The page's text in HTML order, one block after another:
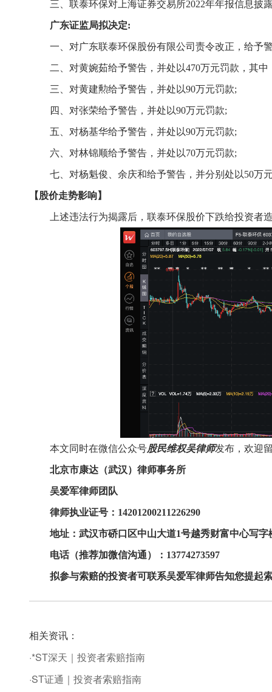
三、联泰环保对上海证券交易所2022年年报信息披
广东证监局拟决定:
一、对广东联泰环保股份有限公司责令改正，给予
二、对黄婉茹给予警告，并处以470万元罚款，其
三、对黄建勲给予警告，并处以90万元罚款;
四、对张荣给予警告，并处以90万元罚款;
五、对杨基华给予警告，并处以90万元罚款;
六、对林锦顺给予警告，并处以70万元罚款;
七、对杨魁俊、余庆和给予警告，并分别处以50万
【股价走势影响】
上述违法行为揭露后，联泰环保 股价下跌给投资者
本文同时在微信公众号股民维权吴律师发布，欢迎
北京市康达（武汉）律师事务所
吴爱军律师团队
律师执业证号 ： 14201200211226290
地址：武汉市硚口区中山大道1号越秀财富中心写字
电话（推荐加微信沟通）： 13774273597
拟参与索赔的投资者可联系吴爱军律师告知您提起
相关资讯：
·*ST深天｜投资者索赔指南
·ST证通｜投资者索赔指南